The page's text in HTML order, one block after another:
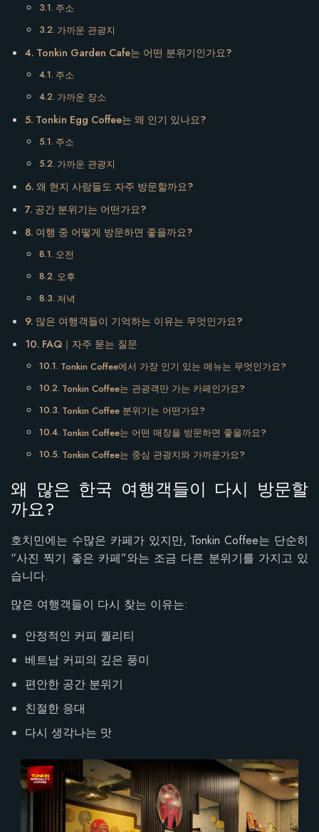
주소
가까운 관광지
Tonkin Garden Cafe는 어떤 분위기인가요?
주소
가까운 장소
Tonkin Egg Coffee는 왜 인기 있나요?
주소
가까운 관광지
왜 현지 사람들도 자주 방문할까요?
공간 분위기는 어떤가요?
여행 중 어떻게 방문하면 좋을까요?
오전
오후
저녁
많은 여행객들이 기억하는 이유는 무엇인가요?
FAQ｜자주 묻는 질문
Tonkin Coffee에서 가장 인기 있는 메뉴는 무엇인가요?
Tonkin Coffee는 관광객만 가는 카페인가요?
Tonkin Coffee 분위기는 어떤가요?
Tonkin Coffee는 어떤 매장을 방문하면 좋을까요?
Tonkin Coffee는 중심 관광지와 가까운가요?
왜 많은 한국 여행객들이 다시 방문할
까요?
호치민에는 수많은 카페가 있지만, Tonkin Coffee는 단순히
“사진 찍기 좋은 카페”와는 조금 다른 분위기를 가지고 있
습니다.
많은 여행객들이 다시 찾는 이유는:
안정적인 커피 퀄리티
베트남 커피의 깊은 풍미
편안한 공간 분위기
친절한 응대
다시 생각나는 맛